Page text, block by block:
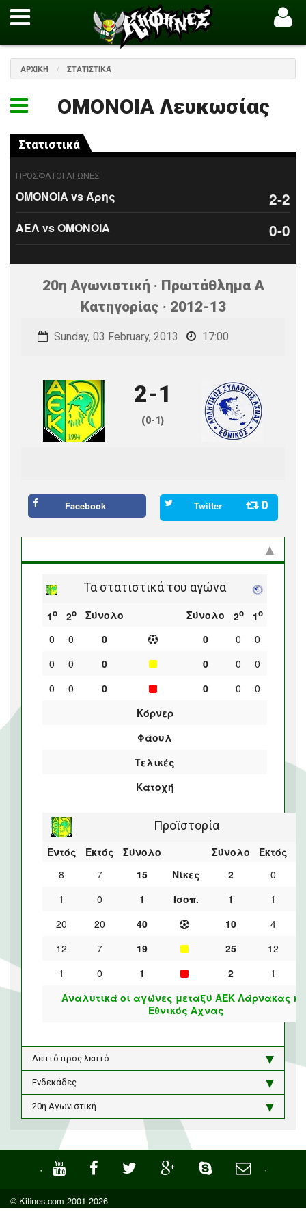
ΑΡΧΙΚΉ ΣΤΑΤΙΣΤΙΚΆ
ΟΜΟΝΟΙΑ Λευκωσίας
Στατιστικά
ΠΡΟΣΦΑΤΟΙ ΑΓΩΝΕΣ
ΟΜΟΝΟΙΑ vs Άρης 2-2
ΑΕΛ vs ΟΜΟΝΟΙΑ 0-0
20η Αγωνιστική · Πρωτάθλημα Α
Κατηγορίας · 2012-13
Sunday, 03 February, 2013 17:00
2-1
(0-1)
Facebook Twitter 0
Τα στατιστικά του αγώνα
1ο 2ο Σύνολο Σύνολο 2ο 1ο
0 0 0 0 0
0
0
0 0 0 0
0
0
0 0 0 0
0
Κόρνερ
Φάουλ
Τελικές
Κατοχή
Προϊστορία
Εντός Εκτός Σύνολο Σύνολο Εκτός
8
7 15 Νίκες 2
0
1
0 1 Ισοπ. 1
1
20
20 40 10
4
12
7 19 25 12
1
0 1 2
1
Αναλυτικά οι αγώνες μεταξύ ΑΕΚ Λάρνακας
Εθνικός Αχνας
Λεπτό προς λεπτό
Ενδεκάδες
20η Αγωνιστική
· ·
© Kifines.com 2001-2026